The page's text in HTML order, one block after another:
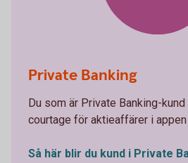
Private Banking
Du som är Private Banking-
courtage för aktieaffärer i
Så här blir du kund i Private